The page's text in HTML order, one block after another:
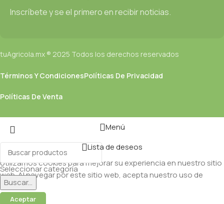
Inscríbete y se el primero en recibir noticias.
tuAgricola.mx ® 2025 Todos los derechos reservados
Términos Y CondicionesPolíticas De Privacidad
Políticas De Venta
Seleccionar categoría
Buscar...
Menú
Lista de deseos
Utilizamos cookies para mejorar su experiencia en nuestro sitio
web. Al navegar por este sitio web, acepta nuestro uso de
cookies.
Aceptar